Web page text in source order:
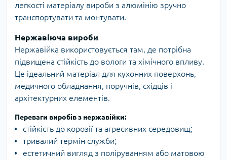
легкості матеріалу вироби з алюмінію зручно
транспортувати та монтувати.
Нержавіюча вироби
Нержавійка використовується там, де потрібна
підвищена стійкість до вологи та хімічного впливу.
Це ідеальний матеріал для кухонних поверхонь,
медичного обладнання, поручнів, східців і
архітектурних елементів.
Переваги виробів з нержавійки:
стійкість до корозії та агресивних середовищ;
тривалий термін служби;
естетичний вигляд з поліруванням або матовою